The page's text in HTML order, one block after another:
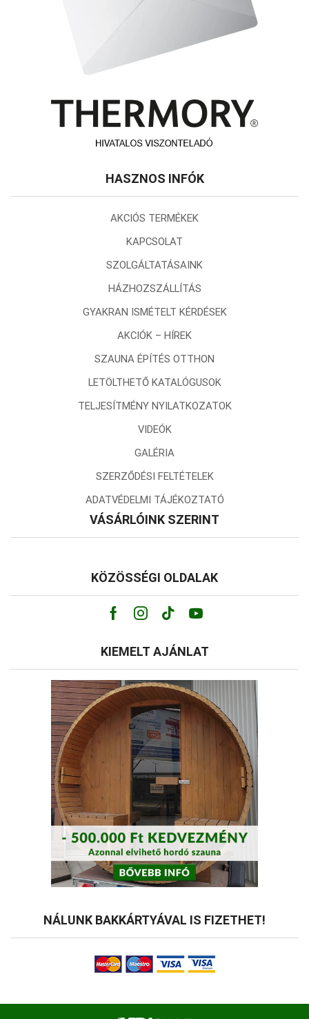
HASZNOS INFÓK
AKCIÓS TERMÉKEK
KAPCSOLAT
SZOLGÁLTATÁSAINK
HÁZHOZSZÁLLÍTÁS
GYAKRAN ISMÉTELT KÉRDÉSEK
AKCIÓK – HÍREK
SZAUNA ÉPÍTÉS OTTHON
LETÖLTHETŐ KATALÓGUSOK
TELJESÍTMÉNY NYILATKOZATOK
VIDEÓK
GALÉRIA
SZERZŐDÉSI FELTÉTELEK
ADATVÉDELMI TÁJÉKOZTATÓ
VÁSÁRLÓINK SZERINT
KÖZÖSSÉGI OLDALAK
Facebook
Instagram
Tik-
tok
Youtube
KIEMELT AJÁNLAT
NÁLUNK BAKKÁRTYÁVAL IS FIZETHET!